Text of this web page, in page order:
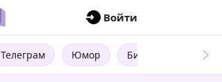
Войти
Телеграм Юмор Бизнес